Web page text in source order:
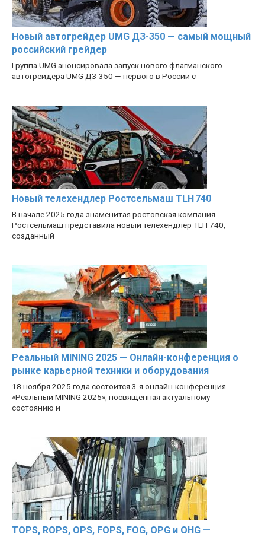
Новый автогрейдер UMG ДЗ-350 — самый мощный
российский грейдер
Группа UMG анонсировала запуск нового флагманского
автогрейдера UMG ДЗ-350 — первого в России с
Новый телехендлер Ростсельмаш TLH 740
В начале 2025 года знаменитая ростовская компания
Ростсельмаш представила новый телехендлер TLH 740,
созданный
Реальный MINING 2025 — Онлайн-конференция о
рынке карьерной техники и оборудования
18 ноября 2025 года состоится 3-я онлайн-конференция
«Реальный MINING 2025», посвящённая актуальному
состоянию и
TOPS, ROPS, OPS, FOPS, FOG, OPG и OHG —